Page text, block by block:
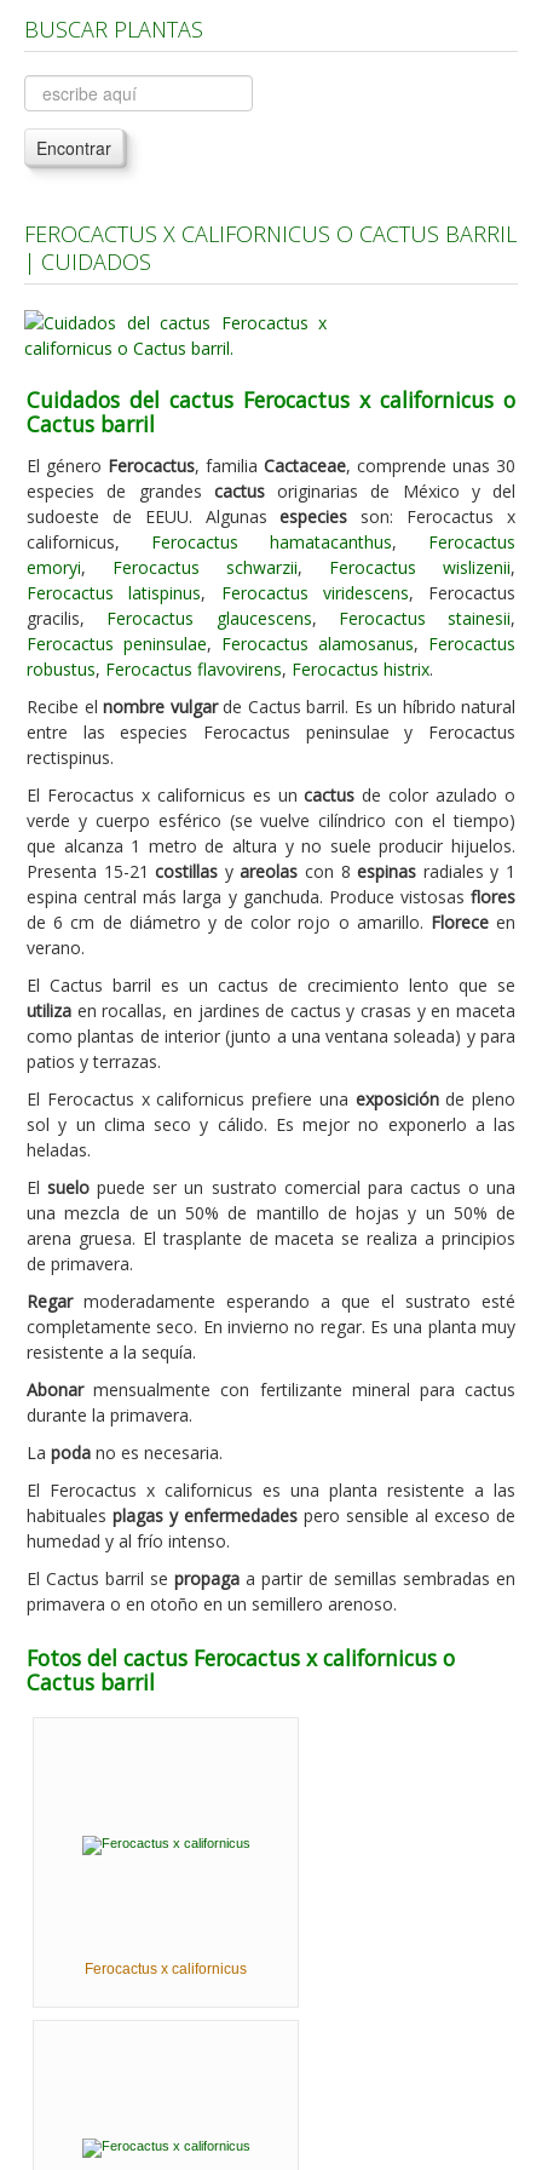
Árboles, Cicas y Palmeras de la G a la Z
Plantas Anuales y Perennes
Plantas Bulbosas y Acuáticas
Plantas de Interior
Plantas Aromáticas y de Huerto
Plantas Carnívoras y Orquídeas
Consejos
Hemisferio Sur
Enfermedades
Animales
Hongos
Carencias
Fotos
Flores y Plantas
Árboles y Palmeras
Arbustos y Trepadoras
Cactus y Suculentas
BUSCAR PLANTAS
Encontrar
FEROCACTUS X CALIFORNICUS O CACTUS BARRIL
| CUIDADOS
Cuidados del cactus Ferocactus x californicus o
Cactus barril
El género Ferocactus, familia Cactaceae, comprende unas 30
especies de grandes cactusoriginarias de México y del
sudoeste de EEUU. Algunasespecies son: Ferocactus x
californicus, Ferocactus hamatacanthus, Ferocactus
emoryi, Ferocactus schwarzii, Ferocactus wislizenii,
Ferocactus latispinus, Ferocactus viridescens, Ferocactus
gracilis, Ferocactus glaucescens, Ferocactus stainesii,
Ferocactus peninsulae, Ferocactus alamosanus, Ferocactus
robustus, Ferocactus flavovirens, Ferocactus histrix.
Recibe el nombre vulgarde Cactus barril. Es un híbrido natural
entre las especies Ferocactus peninsulae y Ferocactus
rectispinus.
El Ferocactus x californicus es uncactus de color azulado o
verde y cuerpo esférico (se vuelve cilíndrico con el tiempo)
que alcanza 1 metro de altura y no suele producir hijuelos.
Presenta 15-21costillas yareolas con 8espinas radiales y 1
espina central más larga y ganchuda. Produce vistosas flores
de 6 cm de diámetro y de color rojo o amarillo. Floreceen
verano.
El Cactus barril es un cactus de crecimiento lento que se
utiliza en rocallas, en jardines de cactus y crasas y en maceta
como plantas de interior (junto a una ventana soleada) y para
patios y terrazas.
El Ferocactus x californicus prefiere una exposiciónde pleno
sol y un clima seco y cálido. Es mejor no exponerlo a las
heladas.
Elsuelo puede ser un sustrato comercial para cactus o una
una mezcla de un 50% de mantillo de hojas y un 50% de
arena gruesa. El trasplante de maceta se realiza a principios
de primavera.
Regarmoderadamente esperando a que el sustrato esté
completamente seco. En invierno no regar. Es una planta muy
resistente a la sequía.
Abonarmensualmente con fertilizante mineral para cactus
durante la primavera.
La poda no es necesaria.
El Ferocactus x californicus es una planta resistente a las
habituales plagas y enfermedades pero sensible al exceso de
humedad y al frío intenso.
El Cactus barril se propaga a partir de semillas sembradas en
primavera o en otoño en un semillero arenoso.
Fotos del cactus Ferocactus x californicus o
Cactus barril
Ferocactus x californicus